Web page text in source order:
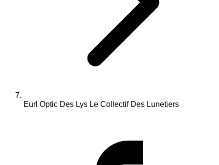
Eurl Optic Des Lys Le Collectif Des Lunetiers